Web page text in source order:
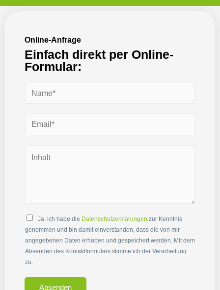
Online-Anfrage
Einfach direkt per Online-
Formular:
Ja, ich habe die Datenschutzerklärungen zur Kenntnis
genommen und bin damit einverstanden, dass die von mir
angegebenen Daten erhoben und gespeichert werden. Mit dem
Absenden des Kontaktformulars stimme ich der Verarbeitung
zu.
Absenden